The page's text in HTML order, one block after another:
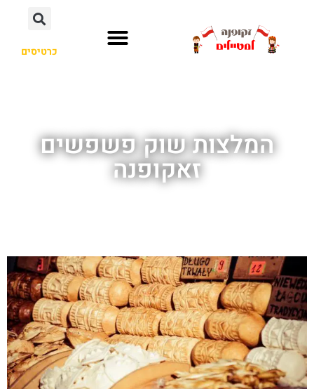
כרטיסים
המלצות שוק פשפשים
זאקופנה